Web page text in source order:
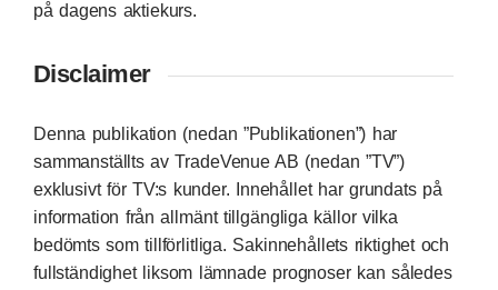
på dagens aktiekurs.
Disclaimer
Denna publikation (nedan ”Publikationen”) har
sammanställts av TradeVenue AB (nedan ”TV”)
exklusivt för TV:s kunder. Innehållet har grundats på
information från allmänt tillgängliga källor vilka
bedömts som tillförlitliga. Sakinnehållets riktighet och
fullständighet liksom lämnade prognoser kan således